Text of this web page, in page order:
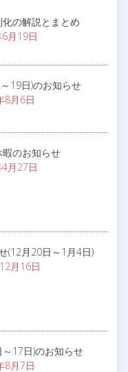
の解説とまとめ
月19日
19日)のお知らせ
8月6日
暇のお知らせ
月27日
(12月20日～1月4日)
月16日
17日)のお知らせ
8月7日